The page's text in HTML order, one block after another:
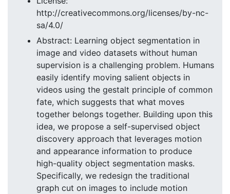
http://creativecommons.org/licenses/by-nc-
sa/4.0/
Abstract: Learning object segmentation in
image and video datasets without human
supervision is a challenging problem. Humans
easily identify moving salient objects in
videos using the gestalt principle of common
fate, which suggests that what moves
together belongs together. Building upon this
idea, we propose a self-supervised object
discovery approach that leverages motion
and appearance information to produce
high-quality object segmentation masks.
Specifically, we redesign the traditional
graph cut on images to include motion